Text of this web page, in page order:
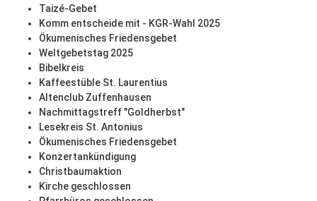
Taizé-Gebet
Komm entscheide mit - KGR-Wahl 2025
Ökumenisches Friedensgebet
Weltgebetstag 2025
Bibelkreis
Kaffeestüble St. Laurentius
Altenclub Zuffenhausen
Nachmittagstreff "Goldherbst"
Lesekreis St. Antonius
Ökumenisches Friedensgebet
Konzertankündigung
Christbaumaktion
Kirche geschlossen